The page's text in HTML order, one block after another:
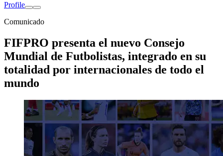
Profile
Comunicado
FIFPRO presenta el nuevo Consejo
Mundial de Futbolistas, integrado en su
totalidad por internacionales de todo el
mundo